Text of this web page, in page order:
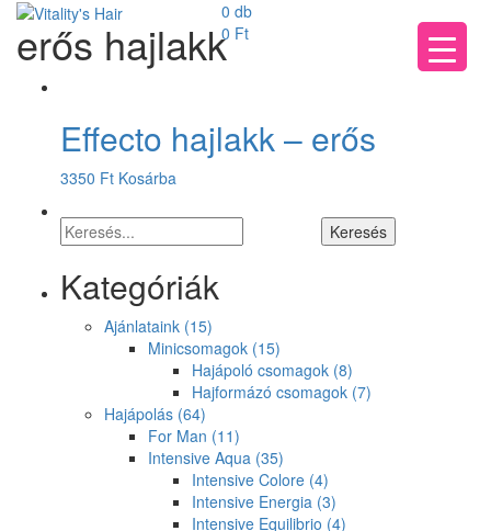
0 db
0 Ft
erős hajlakk
Effecto hajlakk – erős
3350 Ft Kosárba
Kategóriák
Ajánlataink (15)
Minicsomagok (15)
Hajápoló csomagok (8)
Hajformázó csomagok (7)
Hajápolás (64)
For Man (11)
Intensive Aqua (35)
Intensive Colore (4)
Intensive Energia (3)
Intensive Equilibrio (4)